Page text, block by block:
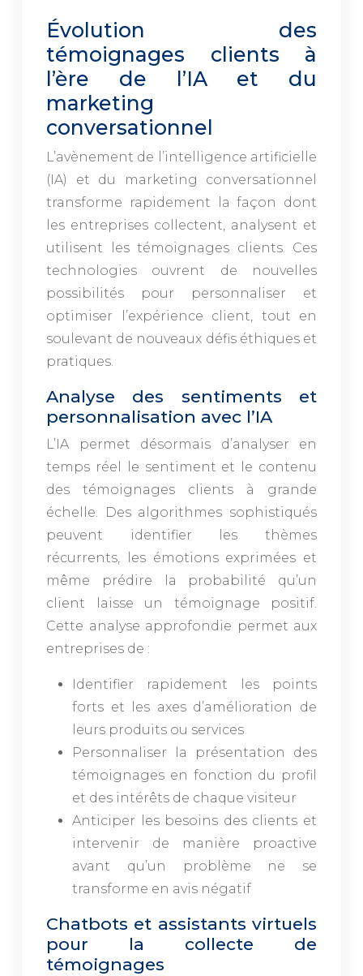
Évolution des
témoignages clients à
l’ère de l’IA et du
marketing
conversationnel
L’avènement de l’intelligence artificielle
(IA) et du marketing conversationnel
transforme rapidement la façon dont
les entreprises collectent, analysent et
utilisent les témoignages clients. Ces
technologies ouvrent de nouvelles
possibilités pour personnaliser et
optimiser l’expérience client, tout en
soulevant de nouveaux défis éthiques et
pratiques.
Analyse des sentiments et
personnalisation avec l’IA
L’IA permet désormais d’analyser en
temps réel le sentiment et le contenu
des témoignages clients à grande
échelle. Des algorithmes sophistiqués
peuvent identifier les thèmes
récurrents, les émotions exprimées et
même prédire la probabilité qu’un
client laisse un témoignage positif.
Cette analyse approfondie permet aux
entreprises de :
Identifier rapidement les points
forts et les axes d’amélioration de
leurs produits ou services
Personnaliser la présentation des
témoignages en fonction du profil
et des intérêts de chaque visiteur
Anticiper les besoins des clients et
intervenir de manière proactive
avant qu’un problème ne se
transforme en avis négatif
Chatbots et assistants virtuels
pour la collecte de
témoignages